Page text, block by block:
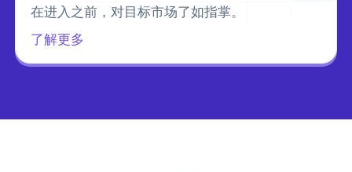
在进入之前，对目标市场了如指掌。
了解更多